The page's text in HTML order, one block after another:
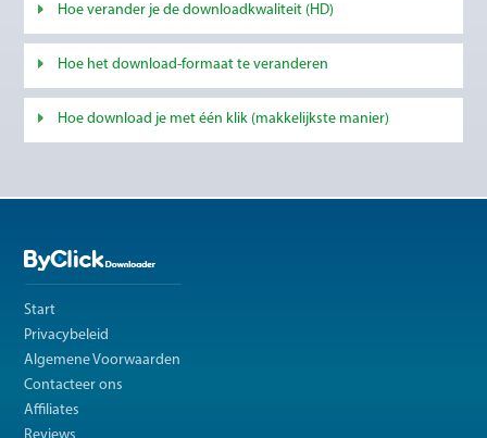
Hoe verander je de downloadkwaliteit (HD)
Hoe het download-formaat te veranderen
Hoe download je met één klik (makkelijkste manier)
Start
Privacybeleid
Algemene Voorwaarden
Contacteer ons
Affiliates